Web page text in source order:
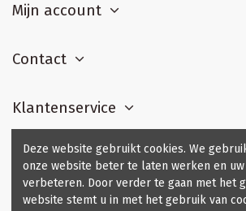
Mijn account
Contact
Klantenservice
Contact us
Deze website gebruikt cookies. We
onze website beter te laten werken en
verbeteren. Door verder te gaan met het
website stemt u in met het gebruik van